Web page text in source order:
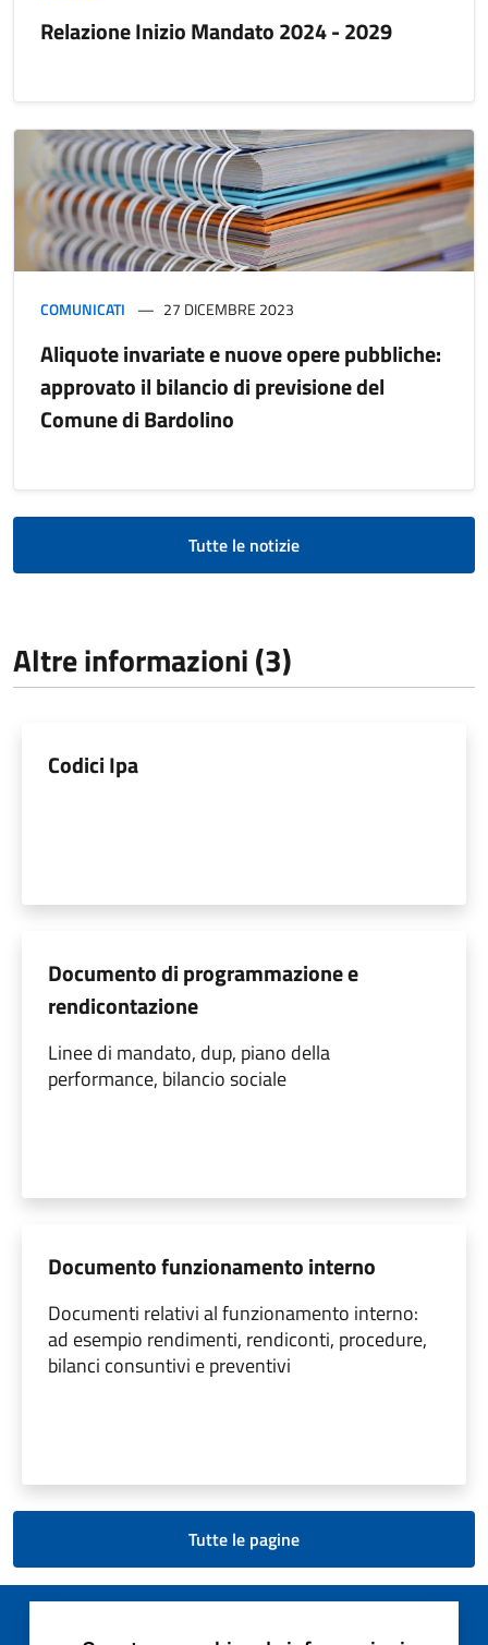
Relazione Inizio Mandato 2024 - 2029
COMUNICATI 27 DICEMBRE 2023
Aliquote invariate e nuove opere pubbliche:
approvato il bilancio di previsione del
Comune di Bardolino
Tutte le notizie
Altre informazioni (3)
Codici Ipa
Documento di programmazione e
rendicontazione
Linee di mandato, dup, piano della
performance, bilancio sociale
Documento funzionamento interno
Documenti relativi al funzionamento interno:
ad esempio rendimenti, rendiconti, procedure,
bilanci consuntivi e preventivi
Tutte le pagine